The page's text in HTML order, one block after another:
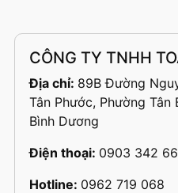
CÔNG TY TNHH
Địa chỉ: 89B Đường
Tân Phước, Phường Tân
Bình Dương
Điện thoại: 0903 342
Hotline: 0962 719 068